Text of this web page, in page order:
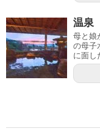
温泉
母と娘
の母子
に面し